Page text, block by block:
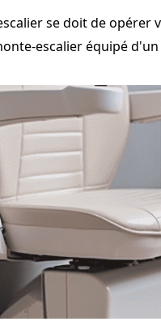
se doit de opérer
escalier équipé